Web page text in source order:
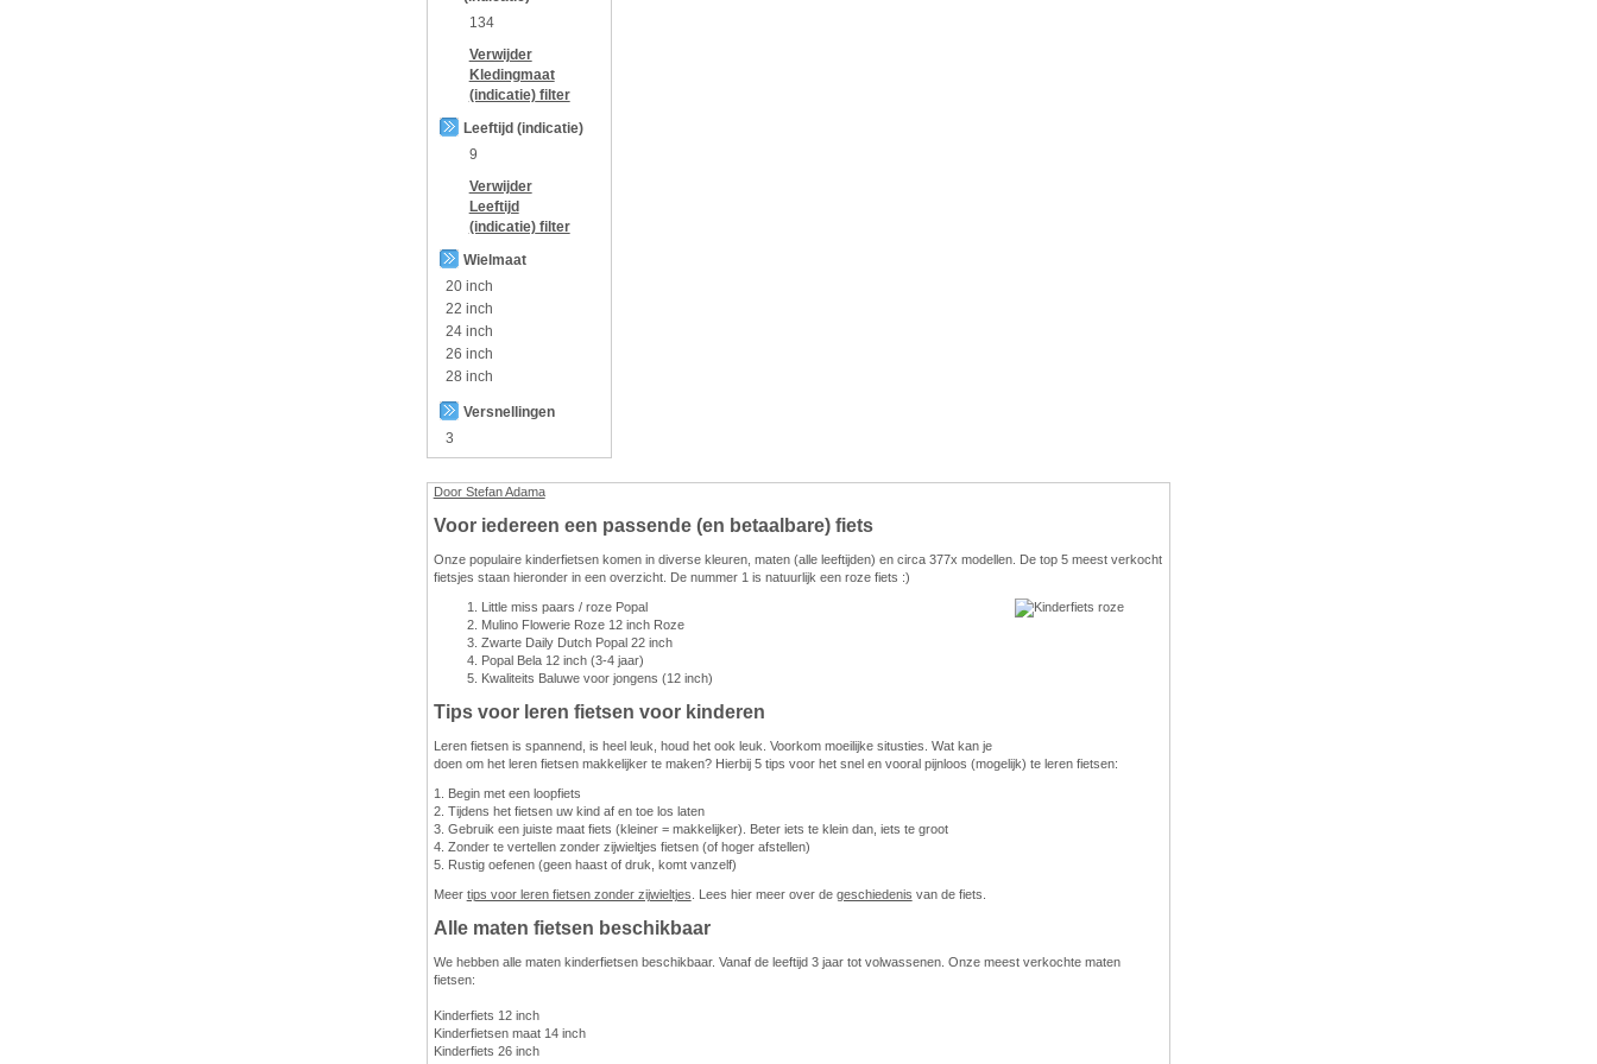
134
Verwijder
Kledingmaat
(indicatie)filter
Leeftijd (indicatie)
9
Verwijder
Leeftijd
(indicatie)filter
Wielmaat
20 inch
22 inch
24 inch
26 inch
28 inch
Versnellingen
3
Door Stefan Adama
Voor iedereen een passende (en betaalbare) fiets
Onze populaire kinderfietsen komen in diverse kleuren, maten (alle leeftijden) en circa 377x modellen. De top 5 meest verkocht
fietsjes staan hieronder in een overzicht. De nummer 1 is natuurlijk een roze fiets :)
Little miss paars / roze Popal
Mulino Flowerie Roze 12 inch Roze
Zwarte Daily Dutch Popal 22 inch
Popal Bela 12 inch (3-4 jaar)
Kwaliteits Baluwe voor jongens (12 inch)
Tips voor leren fietsen voor kinderen
Leren fietsen is spannend, is heel leuk, houd het ook leuk. Voorkom moeilijke situsties. Wat kan je
doen om het leren fietsen makkelijker te maken? Hierbij 5 tips voor het snel en vooral pijnloos (mogelijk) te leren fietsen:
1. Begin met een loopfiets
2. Tijdens het fietsen uw kind af en toe los laten
3. Gebruik een juiste maat fiets (kleiner = makkelijker). Beter iets te klein dan, iets te groot
4. Zonder te vertellen zonder zijwieltjes fietsen (of hoger afstellen)
5. Rustig oefenen (geen haast of druk, komt vanzelf)
Meer tips voor leren fietsen zonder zijwieltjes . Lees hier meer over de geschiedenis van de fiets.
Alle maten fietsen beschikbaar
We hebben alle maten kinderfietsen beschikbaar. Vanaf de leeftijd 3 jaar tot volwassenen. Onze meest verkochte maten
fietsen:
Kinderfiets 12 inch
Kinderfietsen maat 14 inch
Kinderfiets 26 inch